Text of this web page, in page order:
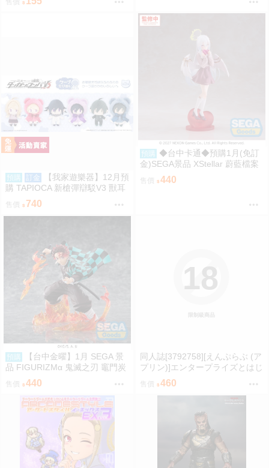
雙片吊飾）星穹鐵道／白厄／同
預購 訂金
【我家遊樂器】12月預
購 TAPIOCA 新槍彈辯駁V3 獸耳
斗篷布偶 3款可選
售價 740
預購
◆台中卡通◆預購1月(免訂
金)SEGA景品 XStellar 蔚藍檔案
白洲梓 Happy Valentine
售價 440
預購
【台中金曜】1月 SEGA 景
品 FIGURIZMα 鬼滅之刃 竈門炭
治郎 通透世界 0901
440
限制級商品
18
同人誌[3792758][えんぷらぶ (ア
プリン)]エンタープライズとはじ
めてえっち (碧藍航線)
460